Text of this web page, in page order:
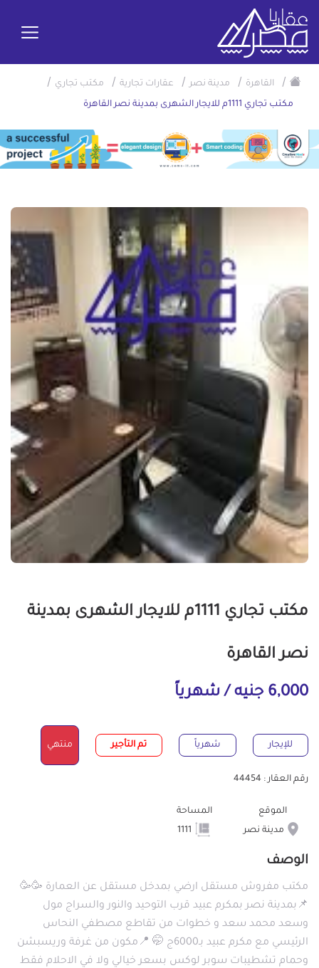
/ القاهرة / مدينة نصر / عقارات تجارية / مكتب تجاري /
مكتب تجاري 1111م للايجار الشهرى بمدينة نصر القاهرة
مكتب تجاري 1111م للايجار الشهرى بمدينة
نصر القاهرة
6,000 جنيه / شهرياً
للإيجار شهرياً تم التأجير منتهي
رقم العقار : 44454
الموقع
مدينة نصر
المساحة
الوصف
مكتب مفروش مستقل ارضي بمدخل مستقل عن العمارة 🥳🥳
📌بمدينة نصر بمكرم عبيد قرب التوحيد والنور والسراج مول
وسعد محمد سعد و خطوات من تقاطع مصطفي النحاس
الرئيسي مع مكرم عبيد بـ6000ج 🤭 📍مكون من غرفة وريسبشن
وحمام تشطيبات سوبر لوكس بسعر خيالي ولا في الاحلام فقط